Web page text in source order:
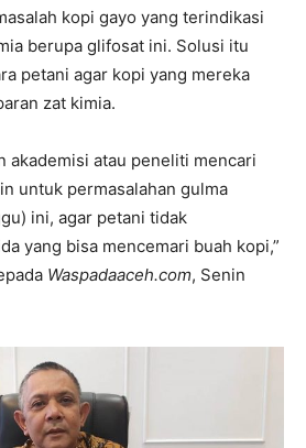
kopi gayo yang terindikasi
berupa glifosat ini. Solusi itu
petani agar kopi yang mereka
zat kimia.
akademisi atau peneliti mencari
untuk permasalahan gulma
ini, agar petani tidak
yang bisa mencemari buah kopi,”
Waspadaaceh.com, Senin